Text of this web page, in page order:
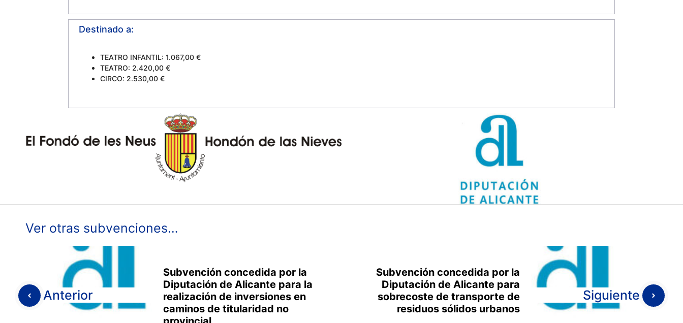
Destinado a:
TEATRO INFANTIL: 1.067,00 €
TEATRO: 2.420,00 €
CIRCO: 2.530,00 €
Ver otras subvenciones…
Anterior
Subvención concedida por la
Diputación de Alicante para la
realización de inversiones en
caminos de titularidad no
Subvención concedida por la
Diputación de Alicante para
sobrecoste de transporte de
residuos sólidos urbanos
Siguiente